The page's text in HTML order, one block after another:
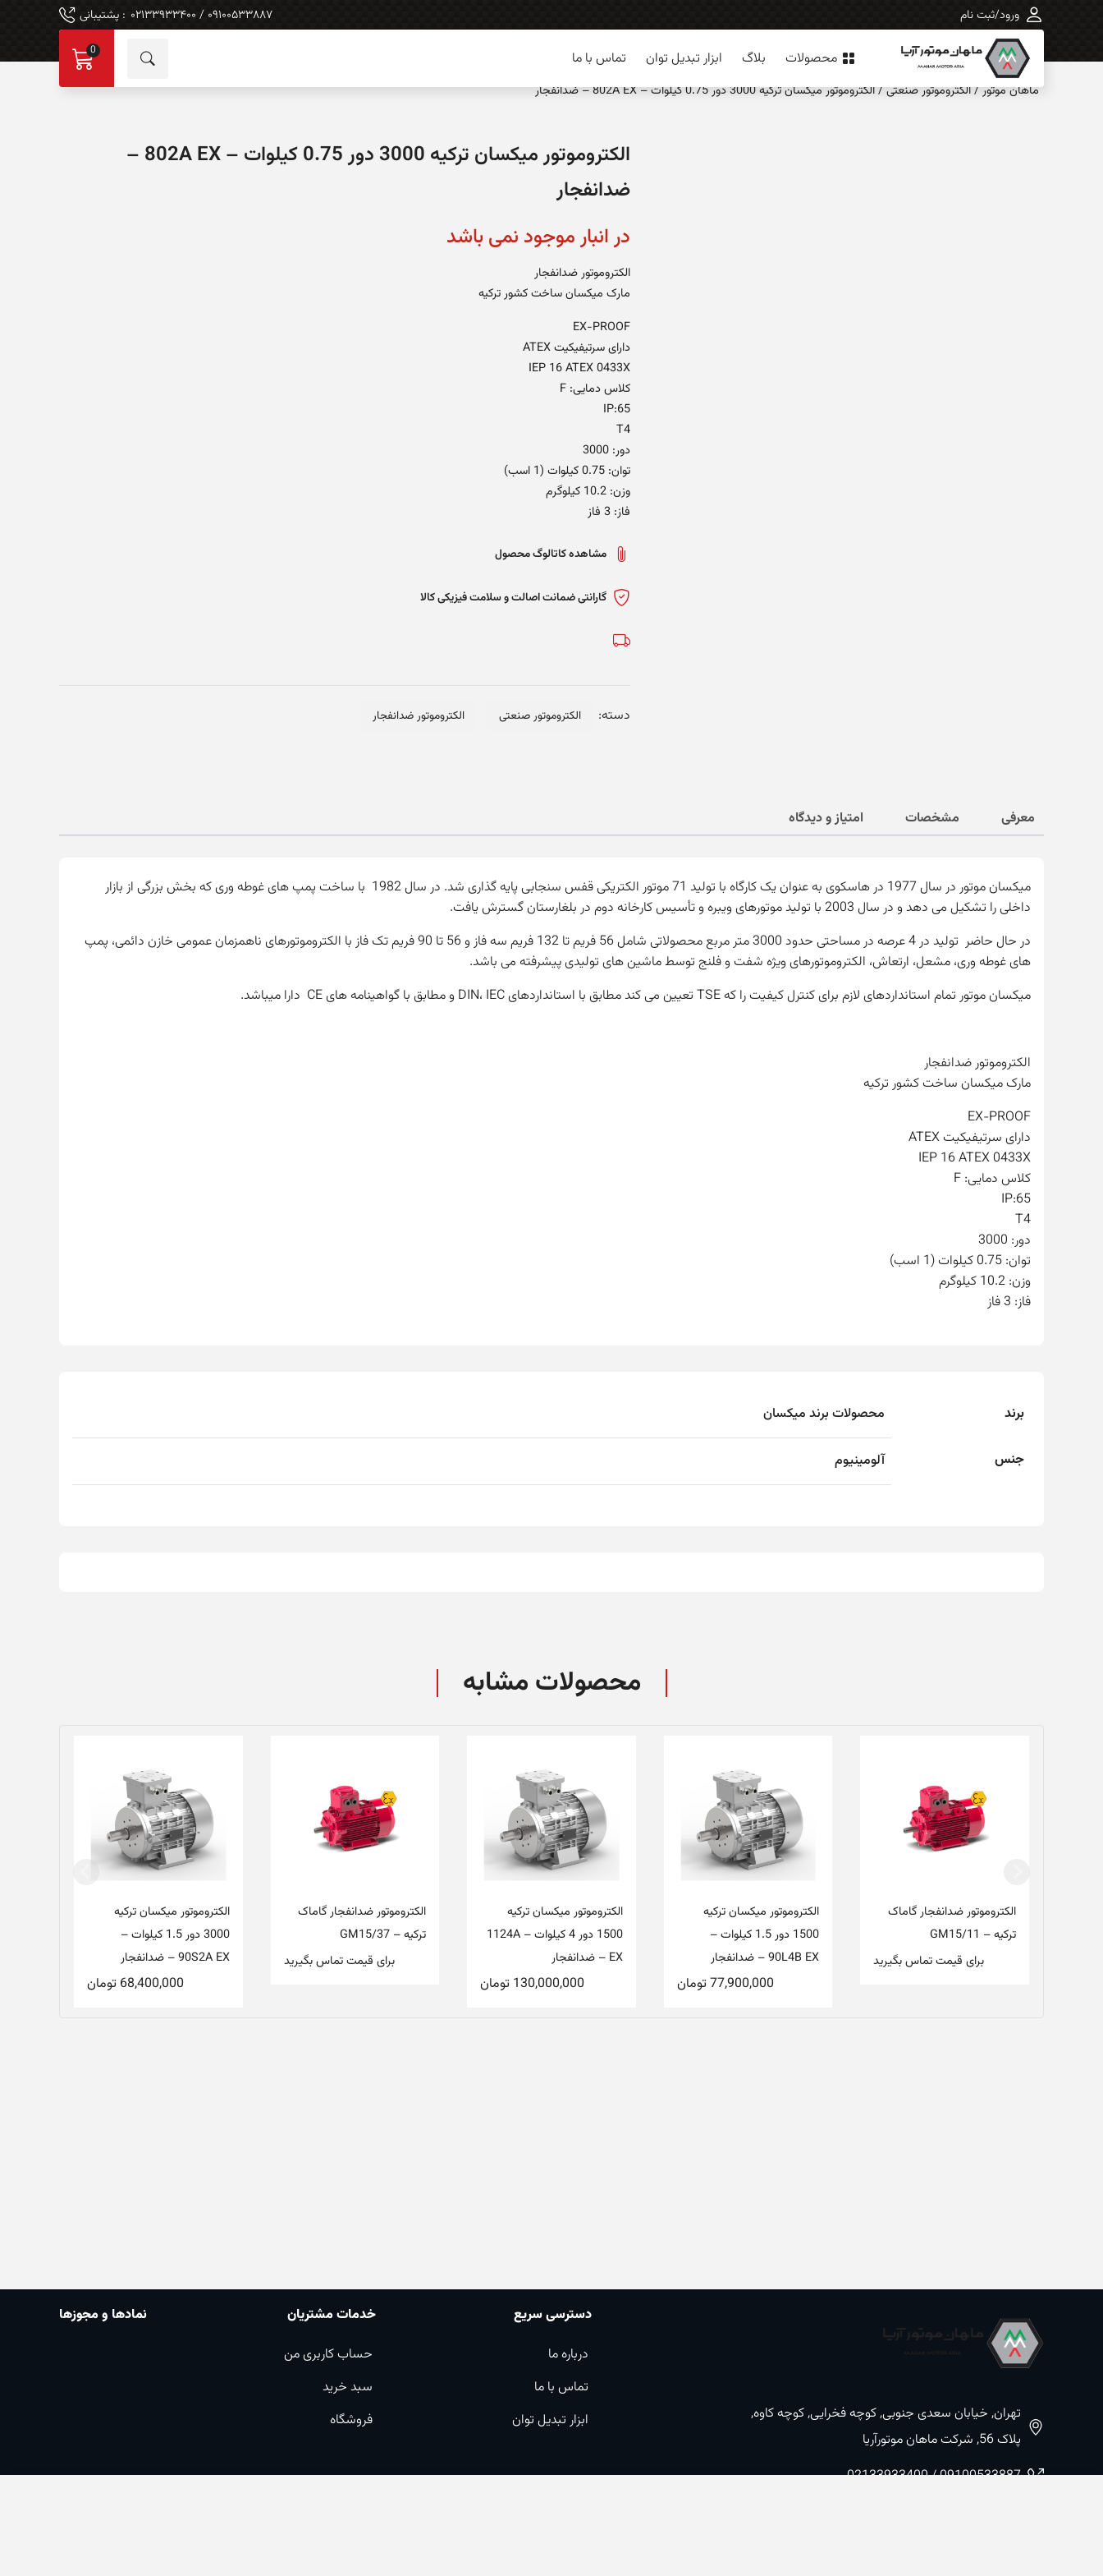
ورود/ثبت نام ۰۹۱۰۰۵۳۳۸۸۷ / ۰۲۱۳۳۹۳۳۴۰۰ : پشتیبانی
محصولات بلاگ ابزار تبدیل توان تماس با ما 0
ماهان‌ موتور/الکتروموتور صنعتی/الکتروموتور میکسان ترکیه 3000 دور 0.75 کیلوات – 802A EX – ضدانفجار
الکتروموتور میکسان ترکیه 3000 دور 0.75 کیلوات – 802A EX –
ضدانفجار
در انبار موجود نمی باشد
الکتروموتور ضدانفجار
مارک میکسان ساخت کشور ترکیه
EX-PROOF
دارای سرتیفیکیت ATEX
IEP 16 ATEX 0433X
کلاس دمایی: F
IP:65
T4
دور: 3000
توان: 0.75 کیلوات (1 اسب)
وزن: 10.2 کیلوگرم
فاز: 3 فاز
مشاهده کاتالوگ محصول
گارانتی ضمانت اصالت و سلامت فیزیکی کالا
دسته: الکتروموتور صنعتی الکتروموتور ضدانفجار
معرفی مشخصات امتیاز و دیدگاه
میکسان موتور در سال 1977 در هاسکوی به عنوان یک کارگاه با تولید 71 موتور الکتریکی قفس سنجابی پایه گذاری شد. در سال 1982 با ساخت پمپ های غوطه وری که بخش بزرگی از بازار
داخلی را تشکیل می دهد و در سال 2003 با تولید موتورهای ویبره و تأسیس کارخانه دوم در بلغارستان گسترش یافت.
در حال حاضر تولید در 4 عرصه در مساحتی حدود 3000 متر مربع محصولاتی شامل 56 فریم تا 132 فریم سه فاز و 56 تا 90 فریم تک فاز با الکتروموتورهای ناهمزمان عمومی خازن دائمی، پمپ
های غوطه وری، مشعل، ارتعاش، الکتروموتورهای ویژه شفت و فلنج توسط ماشین های تولیدی پیشرفته می باشد.
میکسان موتور تمام استانداردهای لازم برای کنترل کیفیت را که TSE تعیین می کند مطابق با استانداردهای DIN، IEC و مطابق با گواهینامه های CE دارا میباشد.
الکتروموتور ضدانفجار
مارک میکسان ساخت کشور ترکیه
EX-PROOF
دارای سرتیفیکیت ATEX
IEP 16 ATEX 0433X
کلاس دمایی: F
IP:65
T4
دور: 3000
توان: 0.75 کیلوات (1 اسب)
وزن: 10.2 کیلوگرم
فاز: 3 فاز
برند محصولات برند میکسان
جنس آلومینیوم
محصولات مشابه
الکتروموتور ضدانفجار گاماک
ترکیه – GM15/11
برای قیمت تماس بگیرید
الکتروموتور میکسان ترکیه
1500 دور 1.5 کیلوات –
90L4B EX – ضدانفجار
77,900,000تومان
الکتروموتور میکسان ترکیه
1500 دور 4 کیلوات – 1124A
EX – ضدانفجار
130,000,000 تومان
الکتروموتور ضدانفجار گاماک
ترکیه – GM15/37
برای قیمت تماس بگیرید
الکتروموتور میکسان ترکیه
3000 دور 1.5 کیلوات –
90S2A EX – ضدانفجار
68,400,000 تومان
تهران, خیابان سعدی جنوبی, کوچه فخرایی, کوچه کاوه,
پلاک 56, شرکت ماهان موتورآریا
09100533887 / 02133933400
دسترسی سریع
درباره ما
تماس با ما
ابزار تبدیل توان
خدمات مشتریان
حساب کاربری من
سبد خرید
فروشگاه
نمادها و مجوزها